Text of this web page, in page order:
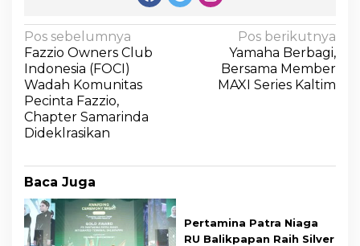
Pos sebelumnya
Fazzio Owners Club
Indonesia (FOCI)
Wadah Komunitas
Pecinta Fazzio,
Chapter Samarinda
Dideklrasikan
Pos berikutnya
Yamaha Berbagi,
Bersama Member
MAXI Series Kaltim
Baca Juga
Pertamina Patra Niaga
RU Balikpapan Raih Silver